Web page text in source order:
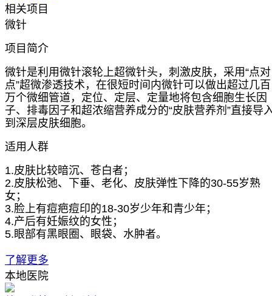
相关项目
微针
项目简介
微针是利用微针滚轮上超微针头，刺激皮肤，采用“点对
点”超微渗透技术，在很短时间内微针可以做出超过几百
万个微细管道，定位、定层、定量地将包含细胞生长因
子、排毒因子和超浓缩营养成分的“皮肤营养剂”直接导
到深层皮肤细胞。
适用人群
1.皮肤比较暗沉、苍白者；
2.皮肤松弛、下垂、老化、皮肤弹性下降的30-55岁熟
女；
3.脸上有痘疤痘印的18-30岁少年和青少年；
4.产后有妊娠纹的女性；
5.眼部有黑眼圈、眼袋、水肿者。
了解更多
本地医院